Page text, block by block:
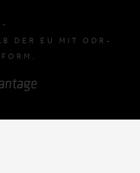
-
DER EU MIT ODR-